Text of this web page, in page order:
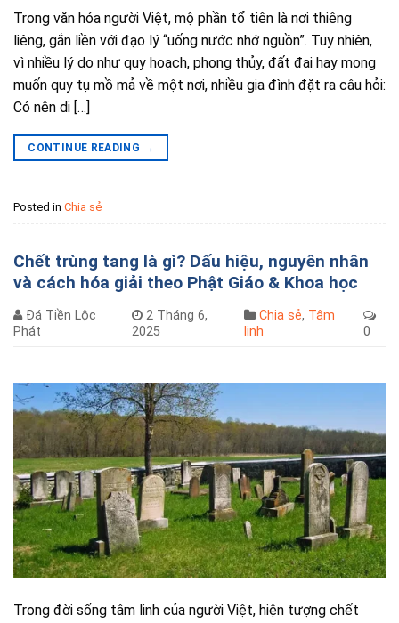
Trong văn hóa người Việt, mộ phần tổ tiên là nơi thiêng
liêng, gắn liền với đạo lý “uống nước nhớ nguồn”. Tuy nhiên,
vì nhiều lý do như quy hoạch, phong thủy, đất đai hay mong
muốn quy tụ mồ mả về một nơi, nhiều gia đình đặt ra câu hỏi:
Có nên di […]
CONTINUE READING →
Posted in Chia sẻ
Chết trùng tang là gì? Dấu hiệu, nguyên nhân
và cách hóa giải theo Phật Giáo & Khoa học
Đá Tiền Lộc
Phát
2 Tháng 6,
2025
Chia sẻ, Tâm
linh
0
Trong đời sống tâm linh của người Việt, hiện tượng chết